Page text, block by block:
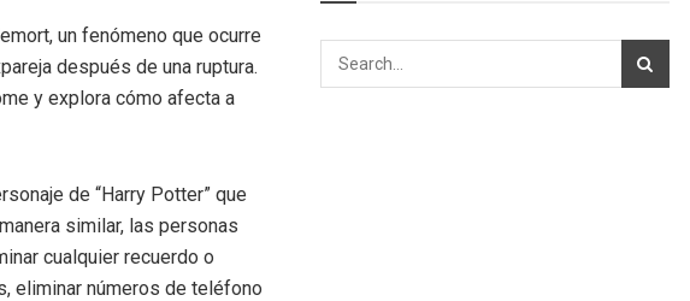
un fenómeno que ocurre
después de una ruptura.
y explora cómo afecta a
de “Harry Potter” que
similar, las personas
cualquier recuerdo o
eliminar números de teléfono